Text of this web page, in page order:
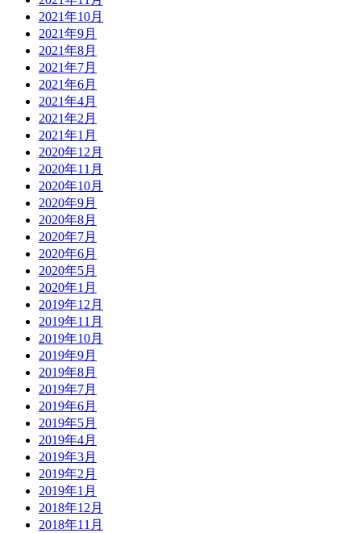
2021年10月
2021年9月
2021年8月
2021年7月
2021年6月
2021年4月
2021年2月
2021年1月
2020年12月
2020年11月
2020年10月
2020年9月
2020年8月
2020年7月
2020年6月
2020年5月
2020年1月
2019年12月
2019年11月
2019年10月
2019年9月
2019年8月
2019年7月
2019年6月
2019年5月
2019年4月
2019年3月
2019年2月
2019年1月
2018年12月
2018年11月